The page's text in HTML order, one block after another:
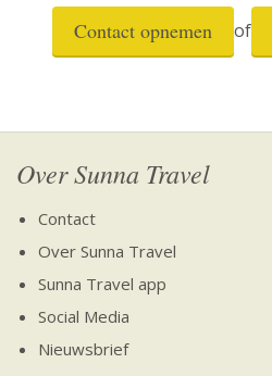
Contact opnemen of
Over Sunna Travel
Contact
Over Sunna Travel
Sunna Travel app
Social Media
Nieuwsbrief